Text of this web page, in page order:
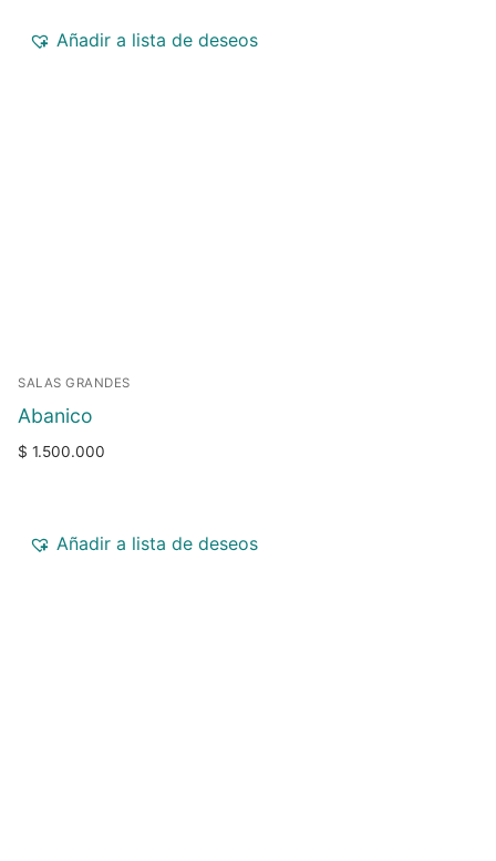
Añadir a lista de deseos
SALAS GRANDES
Abanico
$ 1.500.000
Añadir a lista de deseos